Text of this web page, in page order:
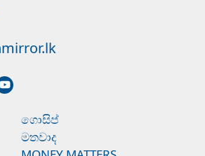
ගොසිප්
මතවාද